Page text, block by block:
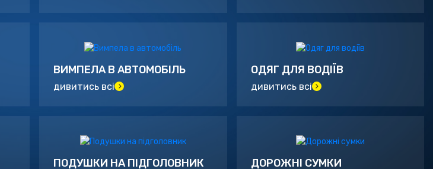
ВИМПЕЛА В АВТОМОБІЛЬ
дивитись всі
ОДЯГ ДЛЯ ВОДІЇВ
дивитись всі
ПОДУШКИ НА ПІДГОЛОВНИК ДОРОЖНІ СУМКИ